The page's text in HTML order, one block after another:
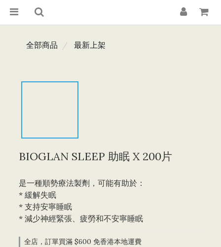
全部商品 最新上架
BIOGLAN SLEEP 助眠 X 200片
是一種順勢療法製劑，可能有助於：
* 緩解失眠
* 支持安寧睡眠
* 減少神經緊張、疲勞和不安寧睡眠
全店，訂單買滿 $600 免香港本地運費